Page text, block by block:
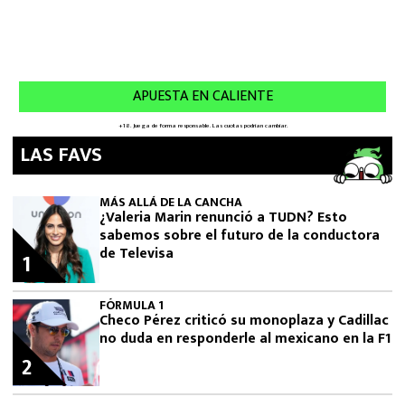
LAS FAVS
MÁS ALLÁ DE LA CANCHA
¿Valeria Marin renunció a TUDN? Esto
sabemos sobre el futuro de la conductora
de Televisa
1
FÓRMULA 1
Checo Pérez criticó su monoplaza y Cadillac
no duda en responderle al mexicano en la F1
2